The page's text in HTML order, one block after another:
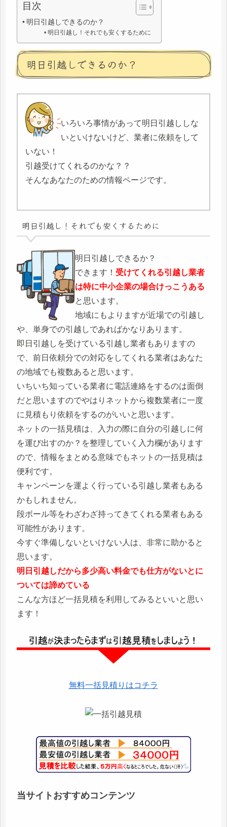
目次
明日引越しできるのか？
明日引越し！それでも安くするために
明日引越しできるのか？
いろいろ事情があって明日引越ししな
いといけないけど、業者に依頼をして
いない！
引越受けてくれるのかな？？
そんなあなたのための情報ページです。
明日引越し！それでも安くするために
明日引越しできるか？
できます！ 受けてくれる引越し業者
は特に中小企業の場合けっこうある
と思います。
地域にもよりますが近場での引越し
や、単身での引越しであればかなりあります。
即日引越しを受けている引越し業者もありますの
で、前日依頼分での対応をしてくれる業者はあなた
の地域でも複数あると思います。
いちいち知っている業者に電話連絡をするのは面倒
だと思いますのでやはりネットから複数業者に一度
に見積もり依頼をするのがいいと思います。
ネットの一括見積は、入力の際に自分の引越しに何
を運び出すのか？を整理していく入力欄があります
ので、情報をまとめる意味でもネットの一括見積は
便利です。
キャンペーンを運よく行っている引越し業者もある
かもしれません。
段ボール等をわざわざ持ってきてくれる業者もある
可能性があります。
今すぐ準備しないといけない人は、非常に助かると
思います。
明日引越しだから多少高い料金でも仕方がないとに
ついては諦めている
こんな方ほど一括見積を利用してみるといいと思い
ます！
無料一括見積りはコチラ
当サイトおすすめコンテンツ